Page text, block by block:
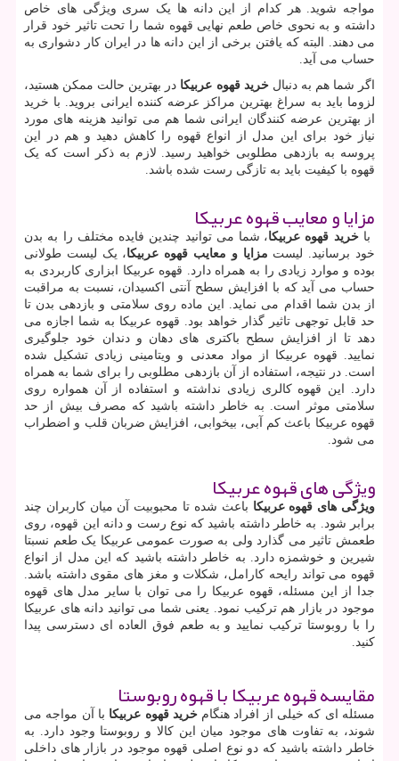
مواجه شوید. هر کدام از این دانه ها یک سری ویژگی های خاص
داشته و به نحوی خاص طعم نهایی قهوه شما را تحت تاثیر خود قرار
می دهند. البته که یافتن برخی از این دانه ها در ایران کار دشواری به
حساب می آید.
اگر شما هم به دنبالخرید قهوه عربیکا در بهترین حالت ممکن هستید،
لزوما باید به سراغ بهترین مراکز عرضه کننده ایرانی بروید. با خرید
از بهترین عرضه کنندگان ایرانی شما هم می توانید هزینه های مورد
نیاز خود برای این مدل از انواع قهوه را کاهش دهید و هم در این
پروسه به بازدهی مطلوبی خواهید رسید. لازم به ذکر است که یک
قهوه با کیفیت باید به تازگی رست شده باشد.
مزایا و معایب قهوه عربیکا
باخرید قهوه عربیکا، شما می توانید چندین فایده مختلف را به بدن
خود برسانید. لیست مزایا و معایب قهوه عربیکا، یک لیست طولانی
بوده و موارد زیادی را به همراه دارد. قهوه عربیکا ابزاری کاربردی به
حساب می آید که با افزایش سطح آنتی اکسیدان، نسبت به مراقبت
از بدن شما اقدام می نماید. این ماده روی سلامتی و بازدهی بدن تا
حد قابل توجهی تاثیر گذار خواهد بود. قهوه عربیکا به شما اجازه می
دهد تا از افزایش سطح باکتری های دهان و دندان خود جلوگیری
نمایید. قهوه عربیکا از مواد معدنی و ویتامینی زیادی تشکیل شده
است. در نتیجه، استفاده از آن بازدهی مطلوبی را برای شما به همراه
دارد. این قهوه کالری زیادی نداشته و استفاده از آن همواره روی
سلامتی موثر است. به خاطر داشته باشید که مصرف بیش از حد
قهوه عربیکا باعث کم آبی، بیخوابی، افزایش ضربان قلب و اضطراب
می شود.
ویژگی های قهوه عربیکا
ویژگی های قهوه عربیکا باعث شده تا محبوبیت آن میان کاربران چند
برابر شود. به خاطر داشته باشید که نوع رست و دانه این قهوه، روی
طعمش تاثیر می گذارد ولی به صورت عمومی عربیکا یک طعم نسبتا
شیرین و خوشمزه دارد. به خاطر داشته باشید که این مدل از انواع
قهوه می تواند رایحه کارامل، شکلات و مغز های مقوی داشته باشد.
جدا از این مسئله، قهوه عربیکا را می توان با سایر مدل های قهوه
موجود در بازار هم ترکیب نمود. یعنی شما می توانید دانه های عربیکا
را با روبوستا ترکیب نمایید و به طعم فوق العاده ای دسترسی پیدا
کنید.
مقایسه قهوه عربیکا با قهوه روبوستا
مسئله ای که خیلی از افراد هنگامخرید قهوه عربیکا با آن مواجه می
شوند، به تفاوت های موجود میان این کالا و روبوستا وجود دارد. به
خاطر داشته باشید که دو نوع اصلی قهوه موجود در بازار های داخلی